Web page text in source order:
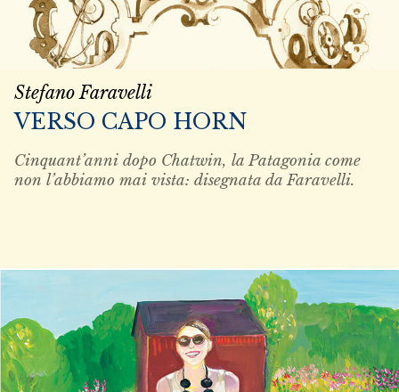
Stefano Faravelli
VERSO CAPO HORN
Cinquant’anni dopo Chatwin, la Patagonia come
non l’abbiamo mai vista: disegnata da Faravelli.